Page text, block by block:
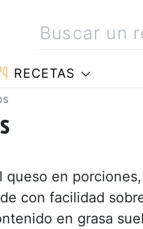
RECETAS
queso en
con facilidad
en grasa